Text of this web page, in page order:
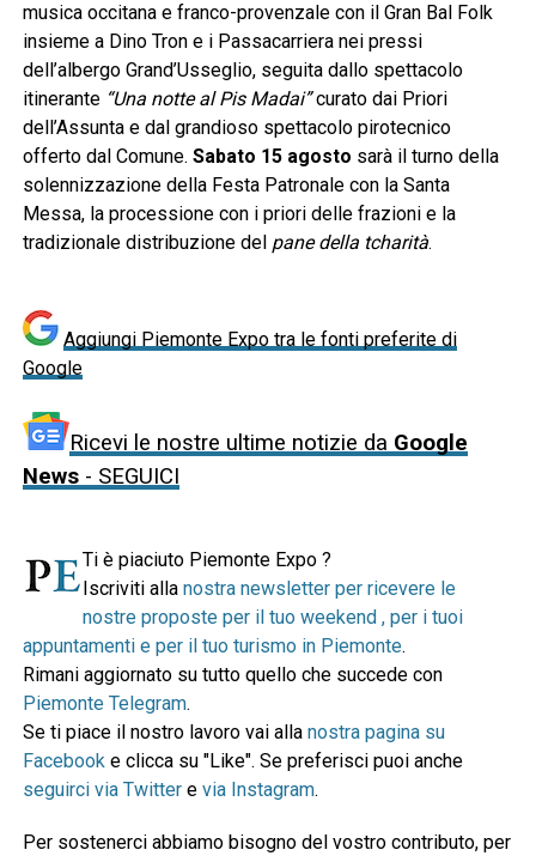
musica occitana e franco-provenzale con il Gran Bal Folk
insieme a Dino Tron e i Passacarriera nei pressi
dell’albergo Grand’Usseglio, seguita dallo spettacolo
itinerante “Una notte al Pis Madai”curato dai Priori
dell’Assunta e dal grandioso spettacolo pirotecnico
offerto dal Comune. Sabato 15 agosto sarà il turno della
solennizzazione della Festa Patronale con la Santa
Messa, la processione con i priori delle frazioni e la
tradizionale distribuzione del pane della tcharità.
Aggiungi Piemonte Expo tra le fonti preferite di
Google
Ricevi le nostre ultime notizie da Google
News- SEGUICI
Ti è piaciuto Piemonte Expo ?
Iscriviti alla nostra newsletter per ricevere le
nostre proposte per il tuo weekend , per i tuoi
appuntamenti e per il tuo turismo in Piemonte.
Rimani aggiornato su tutto quello che succede con
Piemonte Telegram.
Se ti piace il nostro lavoro vai alla nostra pagina su
Facebooke clicca su "Like". Se preferisci puoi anche
seguirci via Twittere via Instagram.
Per sostenerci abbiamo bisogno del vostro contributo, per